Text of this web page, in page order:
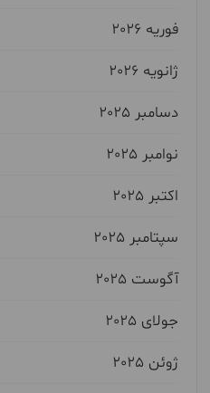
فوریه 2026
ژانویه 2026
دسامبر 2025
نوامبر 2025
اکتبر 2025
سپتامبر 2025
آگوست 2025
جولای 2025
ژوئن 2025